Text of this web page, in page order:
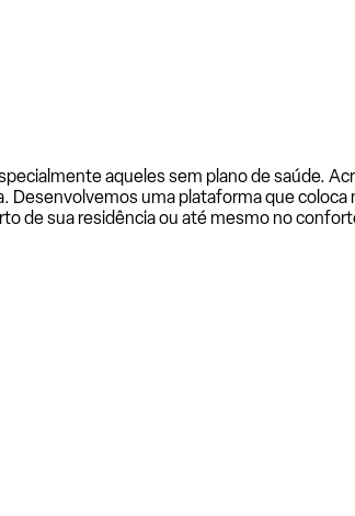
aqueles sem plano de saúde.
Desenvolvemos uma plataforma que coloca
de sua residência ou até mesmo no